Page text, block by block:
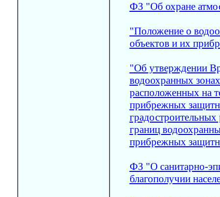
ФЗ "Об охране
"Положение о
объектов и их
"Об утверждении
водоохранных
расположенных на
прибрежных
границ
прибрежных
ФЗ "О санитарно-
благополучии